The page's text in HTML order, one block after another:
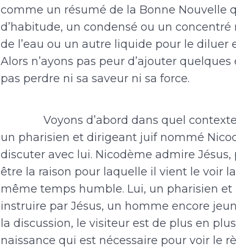
comme un résumé de la Bonne Nouvelle
d’habitude, un condensé ou un
de l’eau ou un autre liquide pour le diluer
Alors n’ayons pas peur d’ajouter
pas perdre ni sa saveur ni sa force.
Voyons d’abord dans quel
un pharisien et dirigeant juif nommé
discuter avec lui. Nicodème admire
être la raison pour laquelle il vient le voir
même temps humble. Lui, un pharisien
instruire par Jésus, un homme encore
la discussion, le visiteur est de plus en
naissance qui est nécessaire pour voir le